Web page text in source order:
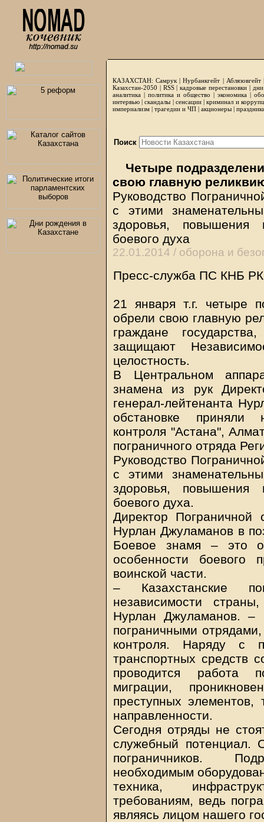
КАЗАХСТАН: Самрук |Нурбанкгейт | Аблязовгейт
Казахстан-2050 | RSS|кадровые перестановки|
аналитика | политика и общество | экономика |
интервью |скандалы | сенсации|криминал и
империализм | трагедии и ЧП | акционеры |
Поиск
Четыре
свою главную
Руководство
с этими
здоровья, повышения
боевого духа
22.01.2014 / оборона и
Пресс-служба ПС КНБ
21 января т.г. четыре
обрели свою главную
граждане
защищают
целостность.
В Центральном
знамена из рук
генерал-лейтенанта
обстановке приняли
контроля "Астана",
пограничного отряда
Руководство
с этими
здоровья, повышения
боевого духа.
Директор
Нурлан Джуламанов в
Боевое знамя – это
особенности боевого
воинской части.
– Казахстанские
независимости
Нурлан Джуламанов. –
пограничными отрядами,
контроля. Наряду с
транспортных средств
проводится работа
миграции,
преступных элементов,
направленности.
Сегодня отряды не
служебный потенциал.
пограничников.
необходимым
техника,
требованиям, ведь
являясь лицом нашего